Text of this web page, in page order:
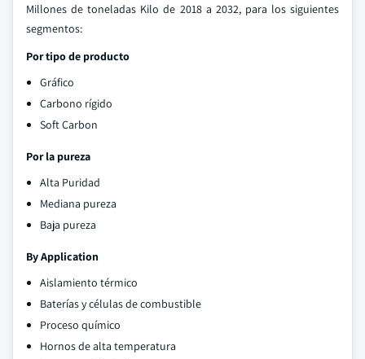
Millones de toneladas Kilo de 2018 a 2032, para los siguientes
segmentos:
Por tipo de producto
Gráfico
Carbono rígido
Soft Carbon
Por la pureza
Alta Puridad
Mediana pureza
Baja pureza
By Application
Aislamiento térmico
Baterías y células de combustible
Proceso químico
Hornos de alta temperatura